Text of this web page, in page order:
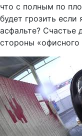
что с полным по
будет грозить если
асфальте? Счастье
стороны «офисного